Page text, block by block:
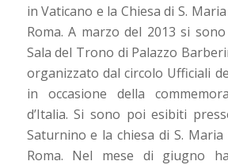
in Vaticano e la Chiesa di S.
Roma. A marzo del 2013 si
Sala del Trono di Palazzo
organizzato dal circolo Ufficiali
in occasione della
d’Italia. Si sono poi esibiti
Saturnino e la chiesa di S. Maria
Roma. Nel mese di giugno